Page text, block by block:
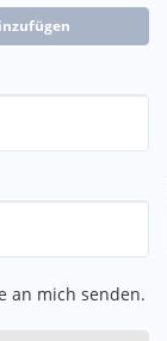
an mich senden.